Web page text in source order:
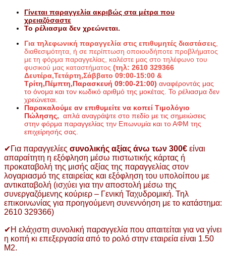
Γίνεται παραγγελία ακριβώς στα μέτρα που
χρειαζόσαστε
Το ρέλιασμα δεν χρεώνεται.
Για τηλεφωνική παραγγελία στις επιθυμητές διαστάσεις
διαθεσιμότητα, ή σε περίπτωση οποιουδήποτε προβλήματος
με τη φόρμα παραγγελίας, καλέστε μας στο τηλέφωνο του
φυσικού μας καταστήματος (τηλ: 2610 329366
Δευτέρα,Τετάρτη,Σάββατο 09:00-15:00 &
Τρίτη,Πέμπτη,Παρασκευή 09:00-21:00) αναφέροντάς μας
το όνομα και τον κωδικό αριθμό της μοκέτας. Το ρέλιασμα δεν
χρεώνεται.
Παρακαλούμε αν επιθυμείτε να κοπεί Τιμολόγιο
Πώλησης, απλά αναγράψτε στο πεδίο με τις σημειώσεις
στην φόρμα παραγγελίας την Επωνυμία και το ΑΦΜ της
επιχείρησής σας.
✔Για παραγγελίες συνολικής αξίας άνω των 300€ είναι
απαραίτητη η εξόφληση μέσω πιστωτικής κάρτας ή
προκαταβολή της μισής αξίας της παραγγελίας στον
λογαριασμό της εταιρείας και εξόφληση του υπολοίπου με
αντικαταβολή (ισχύει για την αποστολή μέσω της
συνεργαζόμενης κούριερ – Γενική Ταχυδρομική. Τηλ
επικοινωνίας για προηγούμενη συνεννόηση με το κατάστημα:
2610 329366)
✔Η ελάχιστη συνολική παραγγελία που απαιτείται για να γίνει
η κοπή κι επεξεργασία από το ρολό στην εταιρεία είναι 1.50
Μ2.